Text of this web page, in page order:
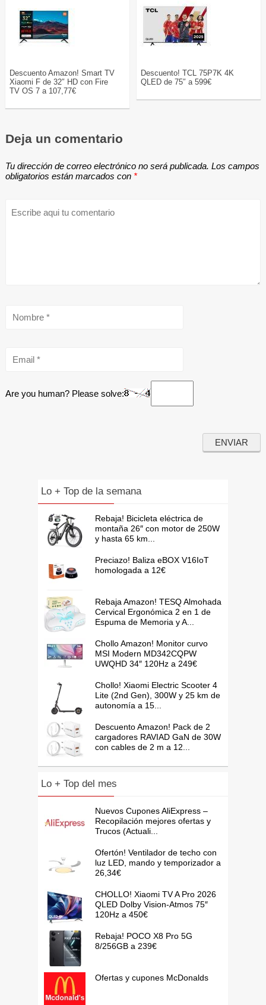
Descuento Amazon! Smart TV
Xiaomi F de 32″ HD con Fire
TV OS 7 a 107,77€
Descuento! TCL 75P7K 4K
QLED de 75″ a 599€
Deja un comentario
Tu dirección de correo electrónico no será publicada. Los campos
obligatorios están marcados con *
Are you human? Please solve:
Lo + Top de la semana
Rebaja! Bicicleta eléctrica de
montaña 26″ con motor de 250W
y hasta 65 km...
Preciazo! Baliza eBOX V16IoT
homologada a 12€
Rebaja Amazon! TESQ Almohada
Cervical Ergonómica 2 en 1 de
Espuma de Memoria y A...
Chollo Amazon! Monitor curvo
MSI Modern MD342CQPW
UWQHD 34″ 120Hz a 249€
Chollo! Xiaomi Electric Scooter 4
Lite (2nd Gen), 300W y 25 km de
autonomía a 15...
Descuento Amazon! Pack de 2
cargadores RAVIAD GaN de 30W
con cables de 2 m a 12...
Lo + Top del mes
Nuevos Cupones AliExpress –
Recopilación mejores ofertas y
Trucos (Actuali...
Ofertón! Ventilador de techo con
luz LED, mando y temporizador a
26,34€
CHOLLO! Xiaomi TV A Pro 2026
QLED Dolby Vision-Atmos 75″
120Hz a 450€
Rebaja! POCO X8 Pro 5G
8/256GB a 239€
Ofertas y cupones McDonalds